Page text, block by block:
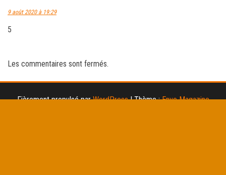
9 août 2020 à 19:29
5
Les commentaires sont fermés.
Fièrement propulsé parWordPress |Thème :Envo Magazine